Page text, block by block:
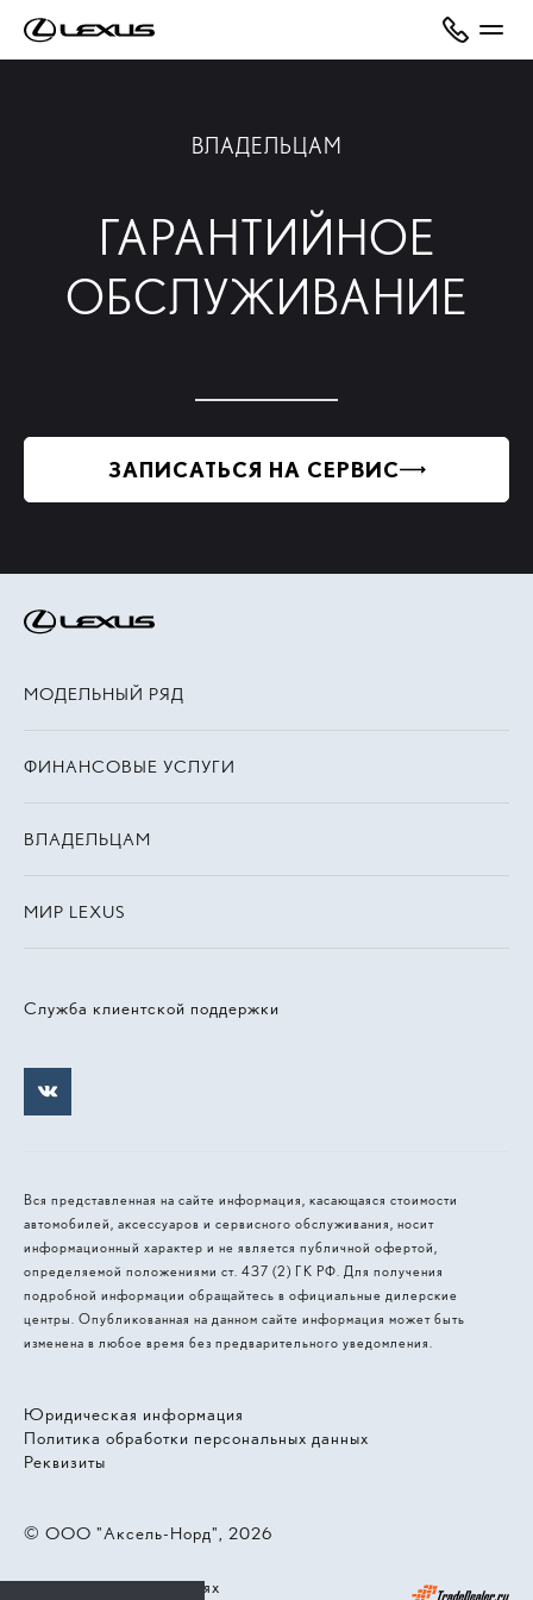
ВЛАДЕЛЬЦАМ
ГАРАНТИЙНОЕ
ОБСЛУЖИВАНИЕ
ЗАПИСАТЬСЯ НА СЕРВИС
Служба клиентской поддержки
МОДЕЛЬНЫЙ РЯД
ФИНАНСОВЫЕ УСЛУГИ
ВЛАДЕЛЬЦАМ
МИР LEXUS
Вся представленная на сайте информация, касающаяся стоимости
автомобилей, аксессуаров и сервисного обслуживания, носит
информационный характер и не является публичной офертой,
определяемой положениями ст. 437 (2) ГК РФ. Для получения
подробной информации обращайтесь в официальные дилерские
центры. Опубликованная на данном сайте информация может быть
изменена в любое время без предварительного уведомления.
© 2026, ООО "Аксель-Норд"
Юридическая информация
Политика обработки персональных данных
Реквизиты
Работает на технологиях